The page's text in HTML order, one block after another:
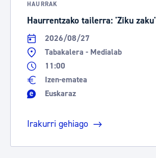
HAURRAK
Haurrentzako tailerra: 'Ziku zaku'
2026/08/27
Tabakalera - Medialab
11:00
Izen-ematea
Euskaraz
Irakurri gehiago